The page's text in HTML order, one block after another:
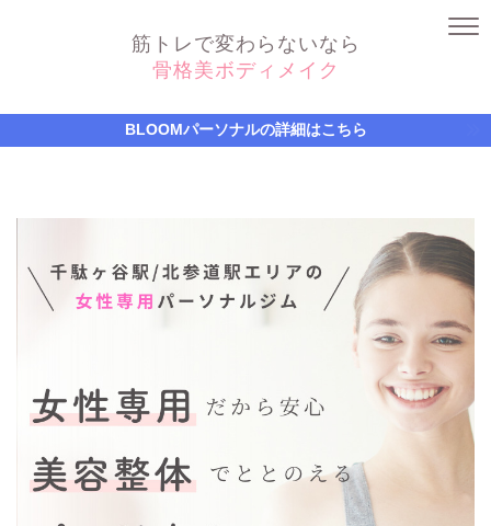
筋トレで変わらないなら
骨格美ボディメイク
BLOOMパーソナルの詳細はこちら